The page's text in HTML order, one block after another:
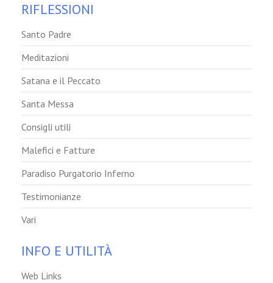
RIFLESSIONI
Santo Padre
Meditazioni
Satana e il Peccato
Santa Messa
Consigli utili
Malefici e Fatture
Paradiso Purgatorio Inferno
Testimonianze
Vari
INFO E UTILITÀ
Web Links